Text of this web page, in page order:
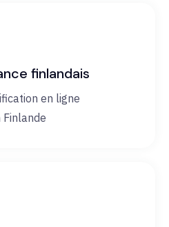
finlandais
en ligne